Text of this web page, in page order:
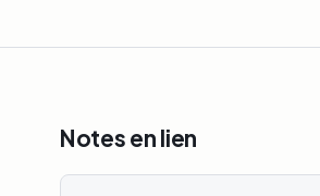
Notes en lien